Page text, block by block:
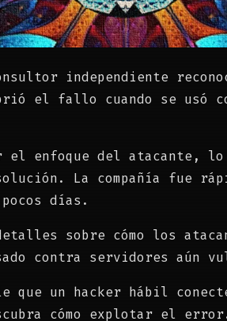
independiente
el fallo cuando se usó
el enfoque del atacante, lo
La compañía fue
días.
sobre cómo los
contra servidores aún
que un hacker hábil
cómo explotar el